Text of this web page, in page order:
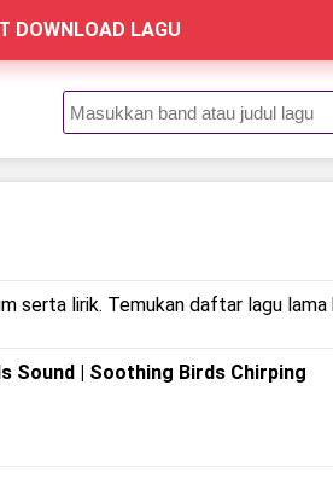
DOWNLOAD LAGU
serta lirik. Temukan daftar lagu
Sound | Soothing Birds Chirping